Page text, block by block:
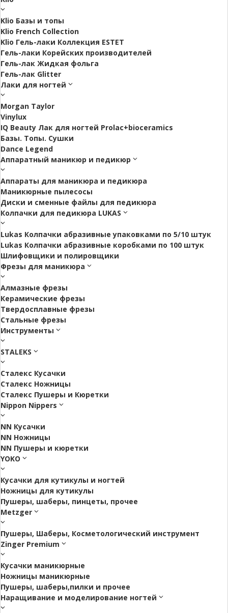
Klio Базы и топы
Klio French Collection
Klio Гель-лаки Коллекция ESTET
Гель-лаки Корейских производителей
Гель-лак Жидкая фольга
Гель-лак Glitter
Лаки для ногтей
Morgan Taylor
Vinylux
IQ Beauty Лак для ногтей Prolac+bioceramics
Базы. Топы. Сушки
Dance Legend
Аппаратный маникюр и педикюр
Аппараты для маникюра и педикюра
Маникюрные пылесосы
Диски и сменные файлы для педикюра
Колпачки для педикюра LUKAS
Lukas Колпачки абразивные упаковками по 5/10 штук
Lukas Колпачки абразивные коробками по 100 штук
Шлифовщики и полировщики
Фрезы для маникюра
Алмазные фрезы
Керамические фрезы
Твердосплавные фрезы
Стальные фрезы
Инструменты
STALEKS
Сталекс Кусачки
Сталекс Ножницы
Сталекс Пушеры и Кюретки
Nippon Nippers
NN Кусачки
NN Ножницы
NN Пушеры и кюретки
YOKO
Кусачки для кутикулы и ногтей
Ножницы для кутикулы
Пушеры, шаберы, пинцеты, прочее
Metzger
Пушеры, Шаберы, Косметологический инструмент
Zinger Premium
Кусачки маникюрные
Ножницы маникюрные
Пушеры, шаберы,пилки и прочее
Наращивание и моделирование ногтей